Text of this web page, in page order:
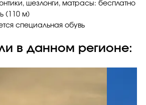
шезлонги, матрасы: бесплатно
(110 м)
специальная обувь
в данном регионе: